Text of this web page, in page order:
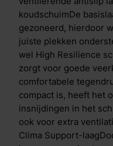
eigenschappen. De
ervoor dat je
vermindert druk op
schouders en
optimaal en worden
speciale insnijdingen
een voortreffelijke
ondersteuning op
bevat de
TechTM-technologie.
koudschuimDe
gezoneerd, hierdoor
juiste plekken
wel High Resilience
zorgt voor goede
comfortabele
compact is, heeft het
insnijdingen in het
ook voor extra
Clima Support-